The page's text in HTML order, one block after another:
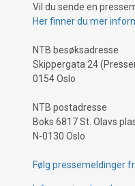
Vil du sende en
Her finner du mer
NTB besøksadresse
Skippergata 24
0154 Oslo
NTB postadresse
Boks 6817 St. Olavs
N-0130 Oslo
Følg pressemeldinger